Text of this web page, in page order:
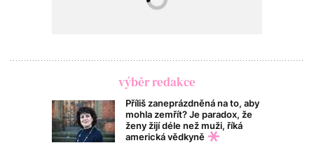
výběr redakce
Příliš zaneprázdněná na to, aby
mohla zemřít? Je paradox, že
ženy žijí déle než muži, říká
americká vědkyně